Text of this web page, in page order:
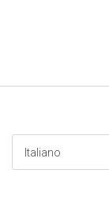
Italiano